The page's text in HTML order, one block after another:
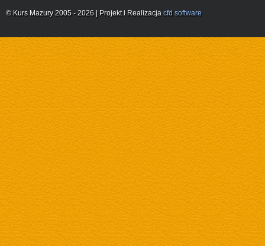
© Kurs Mazury 2005 - 2026 | Projekt i Realizacja cfd software